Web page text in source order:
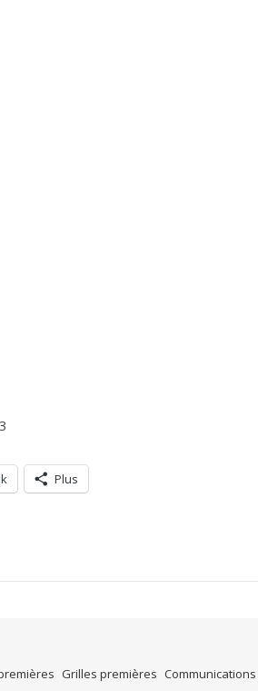
Plus
Grilles premières